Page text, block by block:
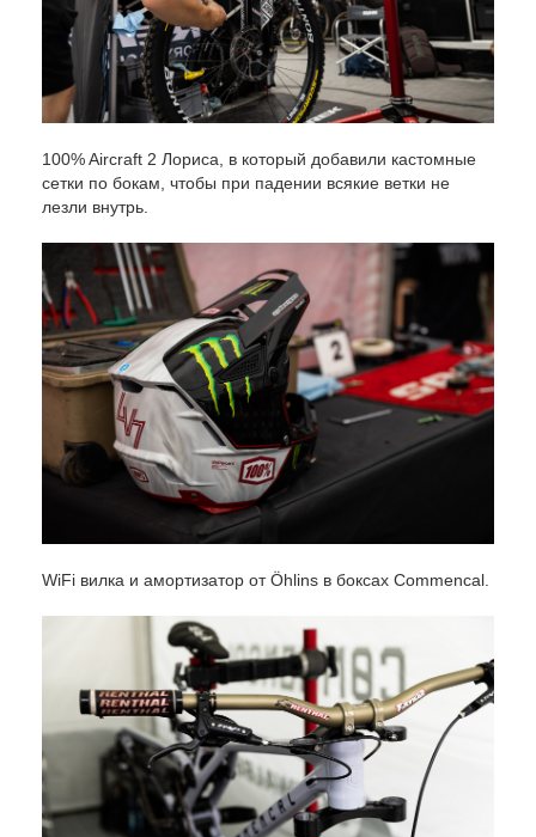
100% Aircraft 2 Лориса, в который добавили кастомные
сетки по бокам, чтобы при падении всякие ветки не
лезли внутрь.
WiFi вилка и амортизатор от Öhlins в боксах Commencal.